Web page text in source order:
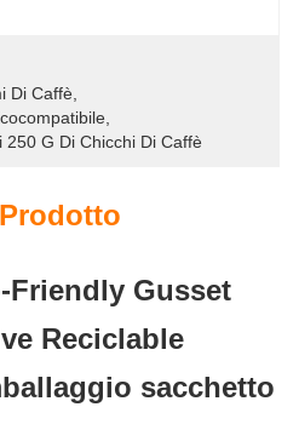
Di Caffè
250 G Di Chicchi Di Caffè
Friendly Gusset
Reciclable
sacchetto